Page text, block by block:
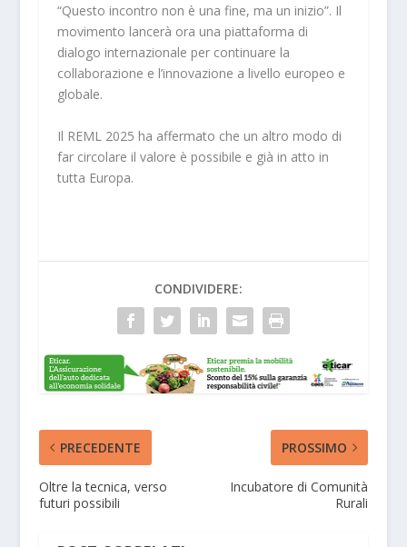
“Questo incontro non è una fine, ma un inizio”. Il
movimento lancerà ora una piattaforma di
dialogo internazionale per continuare la
collaborazione e l’innovazione a livello europeo e
globale.
Il REML 2025 ha affermato che un altro modo di
far circolare il valore è possibile e già in atto in
tutta Europa.
CONDIVIDERE:
PRECEDENTE
Oltre la tecnica, verso
futuri possibili
PROSSIMO
Incubatore di Comunità
Rurali